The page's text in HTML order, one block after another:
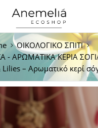
ΟΙΚΟΛΟΓΙΚΟ ΣΠΙΤΙ
- ΑΡΩΜΑΤΙΚΑ ΚΕΡΙΑ
– Αρωματικό κερί